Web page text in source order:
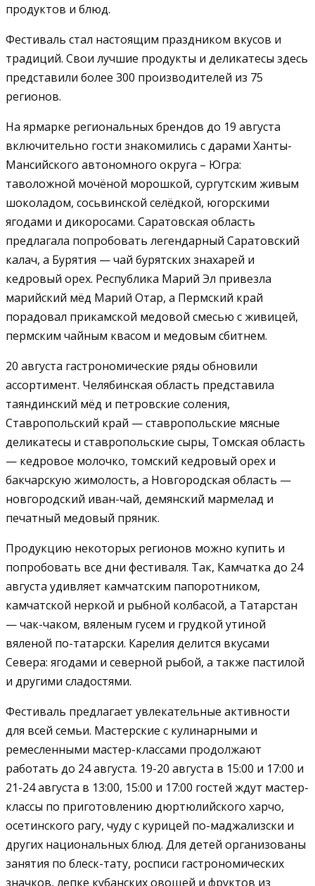
продуктов и блюд.
Фестиваль стал настоящим праздником вкусов и
традиций. Свои лучшие продукты и деликатесы здесь
представили более 300 производителей из 75
регионов.
На ярмарке региональных брендов до 19 августа
включительно гости знакомились с дарами Ханты-
Мансийского автономного округа – Югра:
таволожной мочёной морошкой, сургутским живым
шоколадом, сосьвинской селёдкой, югорскими
ягодами и дикоросами. Саратовская область
предлагала попробовать легендарный Саратовский
калач, а Бурятия — чай бурятских знахарей и
кедровый орех. Республика Марий Эл привезла
марийский мёд Марий Отар, а Пермский край
порадовал прикамской медовой смесью с живицей,
пермским чайным квасом и медовым сбитнем.
20 августа гастрономические ряды обновили
ассортимент. Челябинская область представила
таяндинский мёд и петровские соления,
Ставропольский край — ставропольские мясные
деликатесы и ставропольские сыры, Томская область
— кедровое молочко, томский кедровый орех и
бакчарскую жимолость, а Новгородская область —
новгородский иван-чай, демянский мармелад и
печатный медовый пряник.
Продукцию некоторых регионов можно купить и
попробовать все дни фестиваля. Так, Камчатка до 24
августа удивляет камчатским папоротником,
камчатской неркой и рыбной колбасой, а Татарстан
— чак-чаком, вяленым гусем и грудкой утиной
вяленой по-татарски. Карелия делится вкусами
Севера: ягодами и северной рыбой, а также пастилой
и другими сладостями.
Фестиваль предлагает увлекательные активности
для всей семьи. Мастерские с кулинарными и
ремесленными мастер-классами продолжают
работать до 24 августа. 19-20 августа в 15:00 и 17:00 и
21-24 августа в 13:00, 15:00 и 17:00 гостей ждут мастер-
классы по приготовлению дюртюлийского харчо,
осетинского рагу, чуду с курицей по-маджализски и
других национальных блюд. Для детей организованы
занятия по блеск-тату, росписи гастрономических
значков, лепке кубанских овощей и фруктов из